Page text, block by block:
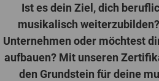
Ist es dein Ziel, dich
musikalisch
Unternehmen oder möchtest
aufbauen? Mit unseren
den Grundstein für deine